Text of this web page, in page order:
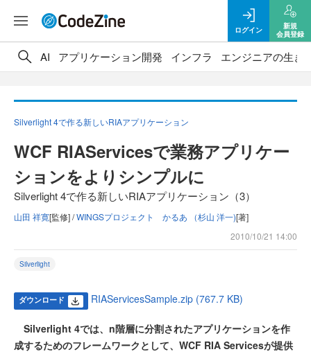
ログイン
新規
会員登録
AI アプリケーション開発 インフラ エンジニアの生き
Silverlight 4で作る新しいRIAアプリケーション
WCF RIAServicesで業務アプリケー
ションをよりシンプルに
Silverlight 4で作る新しいRIAアプリケーション（3）
山田 祥寛[監修] /WINGSプロジェクト かるあ （杉山 洋一)[著]
2010/10/21 14:00
Silverlight
ダウンロード RIAServicesSample.zip (767.7 KB)
Silverlight 4では、n階層に分割されたアプリケーションを作
成するためのフレームワークとして、WCF RIA Servicesが提供